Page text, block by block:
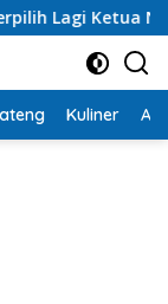
Jepara, Target
Kuliner